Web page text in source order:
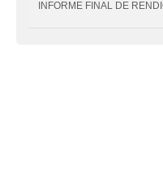
INFORME FINAL DE